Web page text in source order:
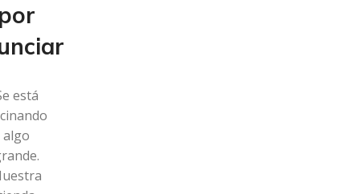
está
algo